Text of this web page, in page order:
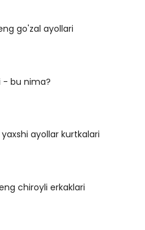
go'zal ayollari
- bu nima?
ayollar kurtkalari
chiroyli erkaklari